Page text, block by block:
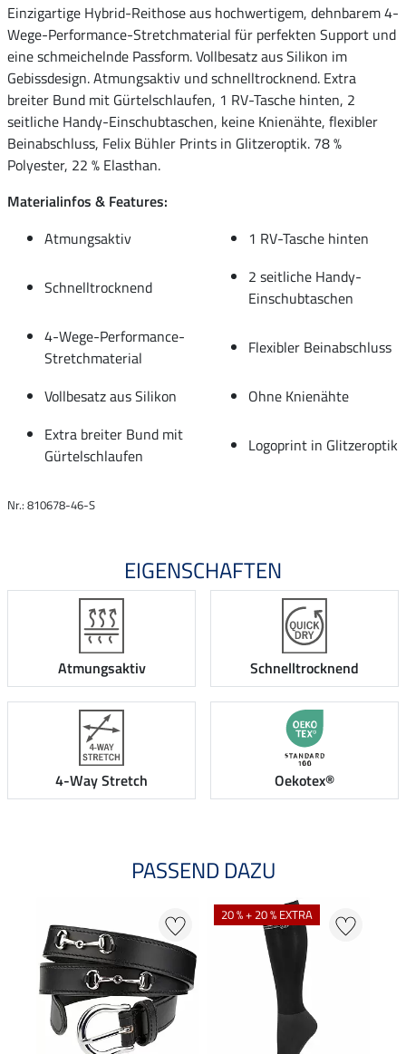
Einzigartige Hybrid-Reithose aus hochwertigem, dehnbarem 4-
Wege-Performance-Stretchmaterial für perfekten Support und
eine schmeichelnde Passform. Vollbesatz aus Silikon im
Gebissdesign. Atmungsaktiv und schnelltrocknend. Extra
breiter Bund mit Gürtelschlaufen, 1 RV-Tasche hinten, 2
seitliche Handy-Einschubtaschen, keine Knienähte, flexibler
Beinabschluss, Felix Bühler Prints in Glitzeroptik. 78 %
Polyester, 22 % Elasthan.
Materialinfos & Features:
Atmungsaktiv
1 RV-Tasche hinten
Schnelltrocknend
2 seitliche Handy-
Einschubtaschen
4-Wege-Performance-
Stretchmaterial
Flexibler Beinabschluss
Vollbesatz aus Silikon
Ohne Knienähte
Extra breiter Bund mit
Gürtelschlaufen
Logoprint in Glitzeroptik
Nr.: 810678-46-S
EIGENSCHAFTEN
Atmungsaktiv Schnelltrocknend
4-Way Stretch Oekotex®
PASSEND DAZU
20 % + 20 % EXTRA